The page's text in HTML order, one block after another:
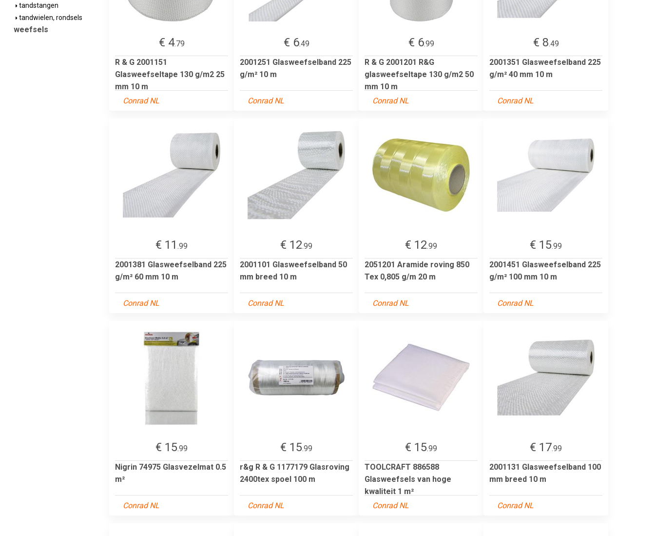
tandstangen
tandwielen, rondsels
weefsels
€ 4.79
R & G 2001151
Glasweefseltape 130 g/m2 25
mm 10 m
Conrad NL
€ 6.49
2001251 Glasweefselband 225
g/m² 10 m
Conrad NL
€ 6.99
R & G 2001201 R&G
glasweefseltape 130 g/m2 50
mm 10 m
Conrad NL
€ 8.49
2001351 Glasweefselband 225
g/m² 40 mm 10 m
Conrad NL
€ 11 .99
2001381 Glasweefselband 225
g/m² 60 mm 10 m
Conrad NL
€ 12.99
2001101 Glasweefselband 50
mm breed 10 m
Conrad NL
€ 12.99
2051201 Aramide roving 850
Tex 0,805 g/m 20 m
Conrad NL
€ 15.99
2001451 Glasweefselband 225
g/m² 100 mm 10 m
Conrad NL
€ 15.99
Nigrin 74975 Glasvezelmat 0.5
m²
Conrad NL
€ 15.99
r&g R & G 1177179 Glasroving
2400tex spoel 100 m
Conrad NL
€ 15.99
TOOLCRAFT 886588
Glasweefsels van hoge
kwaliteit 1 m²
Conrad NL
€ 17.99
2001131 Glasweefselband 100
mm breed 10 m
Conrad NL